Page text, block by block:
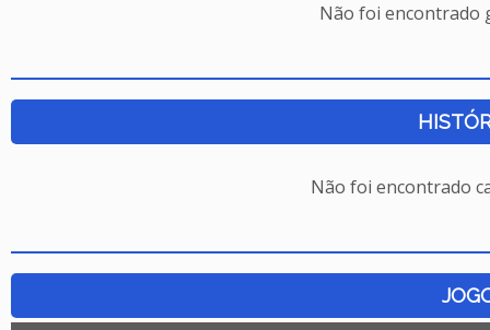
Não foi encontrado
Não foi encontrado